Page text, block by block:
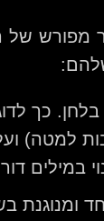
של
בלחן. כך
במילים